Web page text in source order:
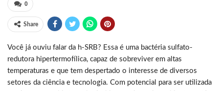
0
Share
Você já ouviu falar da h-SRB? Essa é uma bactéria sulfato-
redutora hipertermofílica, capaz de sobreviver em altas
temperaturas e que tem despertado o interesse de diversos
setores da ciência e tecnologia. Com potencial para ser utilizada